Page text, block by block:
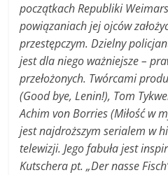
początkach Republiki
powiązaniach jej ojców
przestępczym. Dzielny
jest dla niego ważniejsze –
przełożonych. Twórcami
(Good bye, Lenin!), Tom
Achim von Borries (Miłość w
jest najdroższym serialem w
telewizji. Jego fabuła jest
Kutschera pt. „Der nasse